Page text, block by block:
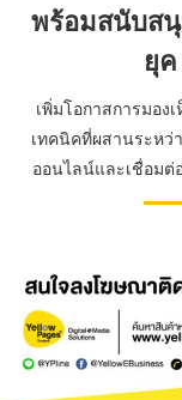
พร้อมสนับส
ยุ
เพิ่มโอกาสการมอ
เทคนิคที่ผสานระหว่
ออนไลน์และเชื่อมต่